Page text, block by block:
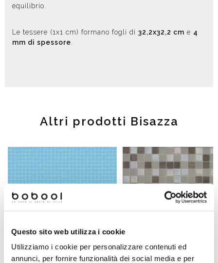
Questo sito web utilizza i cookie
Utilizziamo i cookie per personalizzare contenuti ed
annunci, per fornire funzionalità dei social media e per
equilibrio.
Le tessere (1x1 cm) formano fogli di 32,2x32,2 cm e 4
mm di spessore
Altri prodotti Bisazza